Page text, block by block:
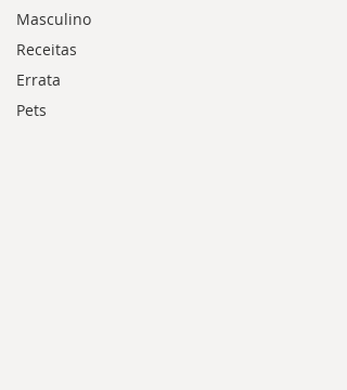
Masculino
Receitas
Errata
Pets